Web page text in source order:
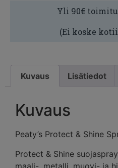
Yli 90€
(Ei koske
Kuvaus Lisätiedot
Kuvaus
Peaty’s Protect & Shine
Protect & Shine
maali-, metalli, muovi- ja